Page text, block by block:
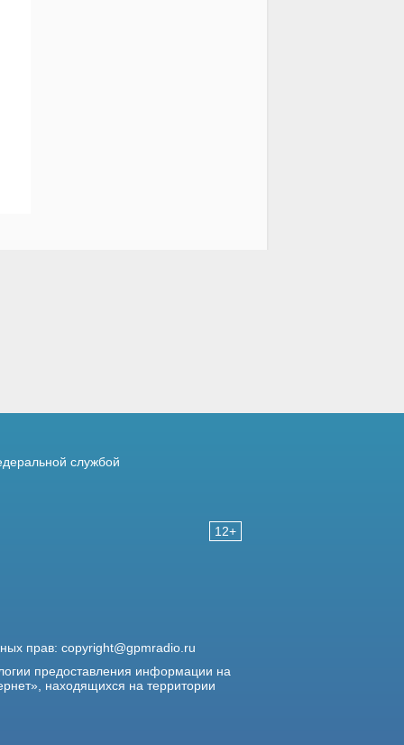
12+
службой
прав: copyright@gpmradio.ru
предоставления информации на
находящихся на территории